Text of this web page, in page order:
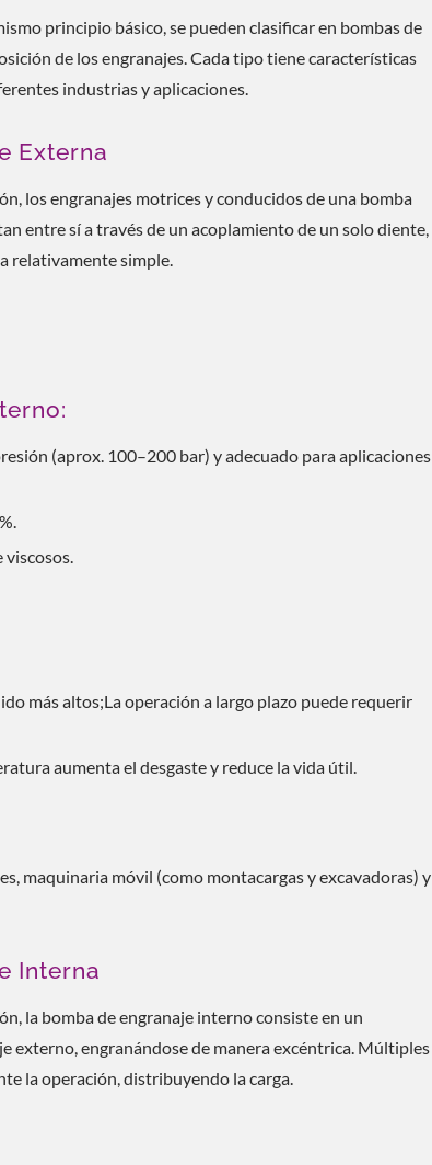
principio básico, se pueden clasificar en bombas de
de los engranajes. Cada tipo tiene características
industrias y aplicaciones.
Externa
los engranajes motrices y conducidos de una bomba
entre sí a través de un acoplamiento de un solo diente,
relativamente simple.
(aprox. 100–200 bar) y adecuado para aplicaciones
viscosos.
más altos;La operación a largo plazo puede requerir
aumenta el desgaste y reduce la vida útil.
maquinaria móvil (como montacargas y excavadoras) y
Interna
la bomba de engranaje interno consiste en un
externo, engranándose de manera excéntrica. Múltiples
la operación, distribuyendo la carga.